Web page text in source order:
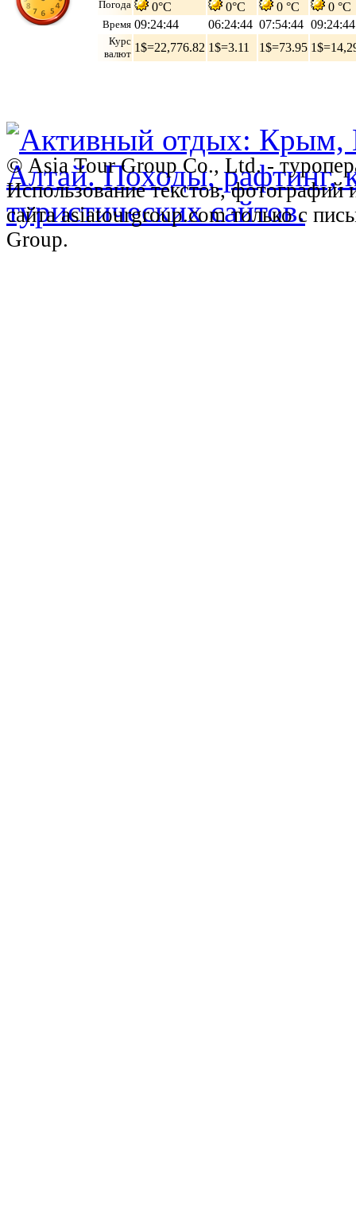
Погода 0°C 0°C 0 °C 0 °C
Время 09:24:45 06:24:45 07:54:45 09:24:45
Курс
валют 1$=22,776.82 1$=3.11 1$=73.95
© Asia Tour Group Co., Ltd. -
Использование текстов,
сайта asiatourgroup.com только с
Group.